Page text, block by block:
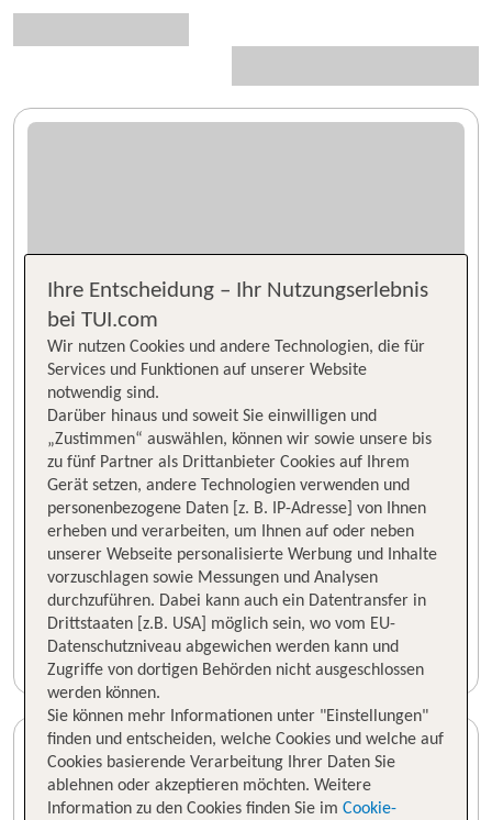
Ihre Entscheidung – Ihr Nutzungserlebnis
bei TUI.com
Wir nutzen Cookies und andere Technologien, die für
Services und Funktionen auf unserer Website
notwendig sind.
Darüber hinaus und soweit Sie einwilligen und
„Zustimmen“ auswählen, können wir sowie unsere bis
zu fünf Partner als Drittanbieter Cookies auf Ihrem
Gerät setzen, andere Technologien verwenden und
personenbezogene Daten [z. B. IP-Adresse] von Ihnen
erheben und verarbeiten, um Ihnen auf oder neben
unserer Webseite personalisierte Werbung und Inhalte
vorzuschlagen sowie Messungen und Analysen
durchzuführen. Dabei kann auch ein Datentransfer in
Drittstaaten [z.B. USA] möglich sein, wo vom EU-
Datenschutzniveau abgewichen werden kann und
Zugriffe von dortigen Behörden nicht ausgeschlossen
werden können.
Sie können mehr Informationen unter "Einstellungen"
finden und entscheiden, welche Cookies und welche auf
Cookies basierende Verarbeitung Ihrer Daten Sie
ablehnen oder akzeptieren möchten. Weitere
Information zu den Cookies finden Sie im Cookie-